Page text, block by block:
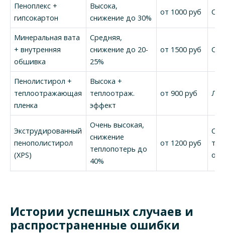
Пеноплекс +
гипсокартон
Высока,
снижение до 30%
от 1000 руб
Минеральная вата
+ внутренняя
обшивка
Средняя,
снижение до 20-
25%
от 1500 руб
Пенолистирол +
теплоотражающая
пленка
Высока +
теплоотраж.
эффект
от 900 руб
Экструдированный
пенополистирол
(XPS)
Очень высокая,
снижение
теплопотерь до
40%
от 1200 руб
Истории успешных случаев и
распространенные ошибки